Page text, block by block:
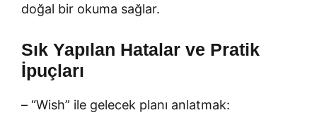
doğal bir okuma sağlar.
Sık Yapılan Hatalar ve Pratik
İpuçları
– “Wish” ile gelecek planı anlatmak: